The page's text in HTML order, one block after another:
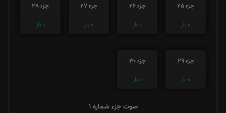
جزء 25
0 بار
جزء 26
0 بار
جزء 27
0 بار
جزء 28
0 بار
جزء 29
0 بار
جزء 30
0 بار
صوت جزء شماره 1